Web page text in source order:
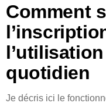
Comment
quotidien
Je décris ici le